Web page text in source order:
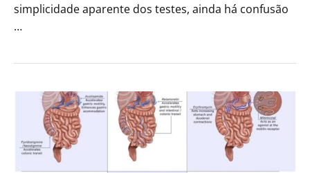
simplicidade aparente dos testes, ainda há confusão
…